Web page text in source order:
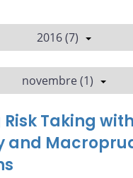
2016 (7)
novembre (1)
Taking
and